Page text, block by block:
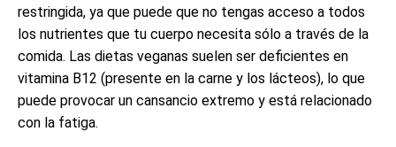
restringida, ya que puede que no tengas acceso a todos
los nutrientes que tu cuerpo necesita sólo a través de la
comida. Las dietas veganas suelen ser deficientes en
vitamina B12 (presente en la carne y los lácteos), lo que
puede provocar un cansancio extremo y está relacionado
con la fatiga.